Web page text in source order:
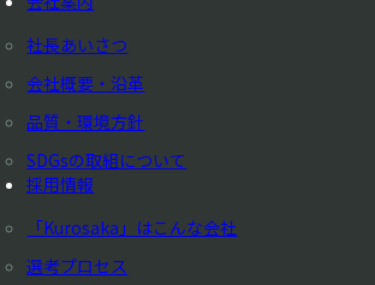
社長あいさつ
会社概要・沿革
品質・環境方針
SDGsの取組について
採用情報
「Kurosaka」はこんな会社
選考プロセス